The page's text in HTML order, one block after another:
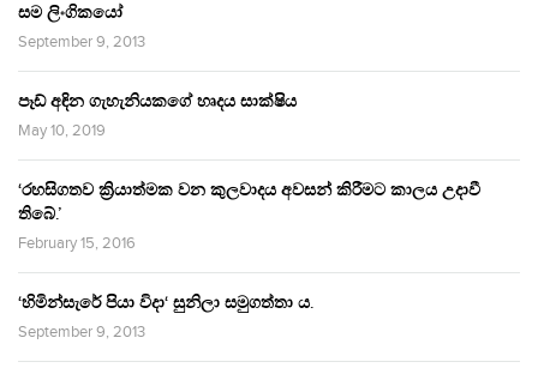
සම ලිංගිකයෝ
September 9, 2013
පෑඩ් අඳින ගැහැනියකගේ හෘදය සාක්ෂිය
May 10, 2019
‘රහසිගතව ක්‍රියාත්මක වන කුලවාදය අවසන් කිරීමට කාලය උදාවී
තිබේ.’
February 15, 2016
‘හිමින්සැරේ පියා විදා‘ සුනිලා සමුගත්තා ය.
September 9, 2013